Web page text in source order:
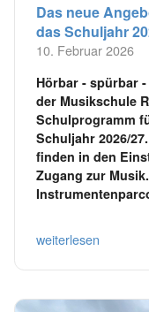
Das neue
das Schuljahr
10. Februar 2026
Hörbar - spürbar
der Musikschule
Schulprogramm
Schuljahr 2026/
finden in den
Zugang zur
weiterlesen